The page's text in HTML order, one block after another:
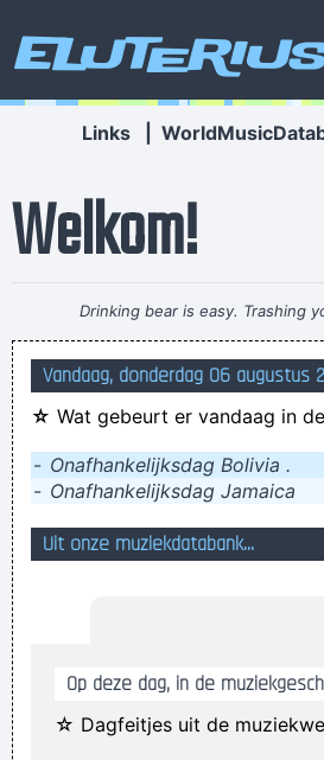
Eluterius
Links
Welkom!
Drinking bear is easy. Trashing
being a Christian, that´s a tough
biljart is een beetje uitgelopen op
Twee vrachtschepen onderweg
Opgelet: deze site moet
Heej Zjeraar ik knip het vlees
sorry, ik heb enkel sympathie
A man can prick his finger but
Vandaag, donderdag 06 augustus
☆ Wat gebeurt er vandaag in
- Onafhankelijksdag Bolivia .
- Onafhankelijksdag Jamaica
Uit onze muziekdatabank...
Op deze dag, in de
☆ Dagfeitjes uit de